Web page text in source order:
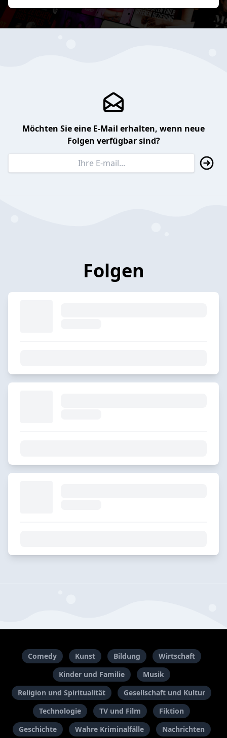
Möchten Sie eine E-Mail erhalten, wenn neue
Folgen verfügbar sind?
Folgen
Comedy Kunst Bildung
Wirtschaft
Kinder und Familie
Musik
Religion und Spiritualität
Gesellschaft und Kultur
Technologie
TV und Film
Fiktion
Geschichte
Wahre Kriminalfälle Nachrichten